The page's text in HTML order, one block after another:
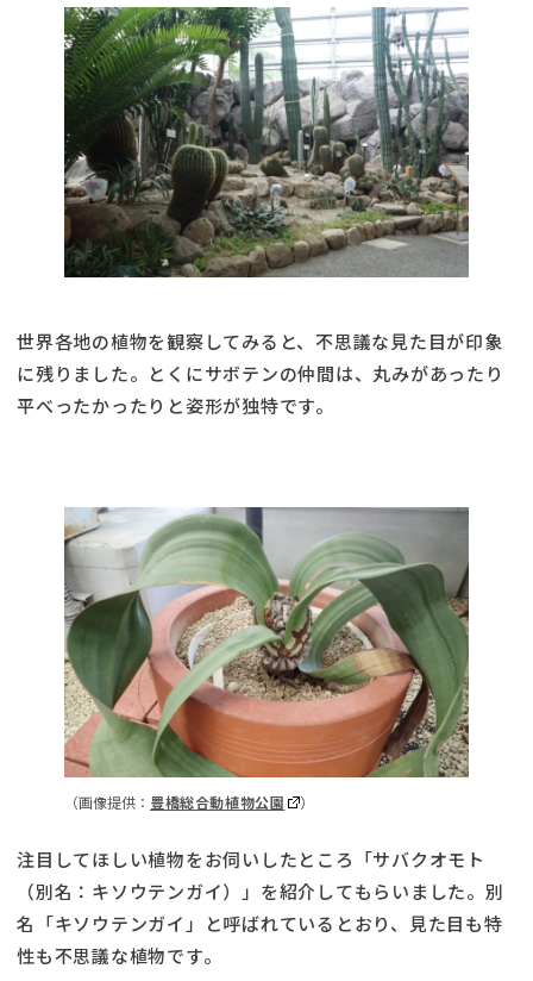
世界各地の植物を観察してみると、不思議な見た目が印象
に残りました。とくにサボテンの仲間は、丸みがあったり
平べったかったりと姿形が独特です。
（画像提供： 豊橋総合動植物公園 ）
注目してほしい植物をお伺いしたところ「サバクオモト
（別名：キソウテンガイ）」を紹介してもらいました。別
名「キソウテンガイ」と呼ばれているとおり、見た目も特
性も不思議な植物です。